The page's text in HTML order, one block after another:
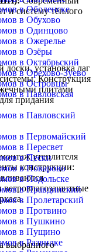
в Оболенске
в Обухово
в Одинцово
в Ожерелье
в Озёры
в Октябрьский
в Орехово-Зуево
в Островцы
в Павловская
в Павловский
в Первомайский
в Пересвет
в Пески
в Поварово
в Подольске
в Правдинский
в Пролетарский
в Протвино
в Пушкино
в Пущино
в Развилке
и систему тёплого
доски, установка лаг
Конструкция
плитами
придания
утеплителя
конструкции:
выбранного